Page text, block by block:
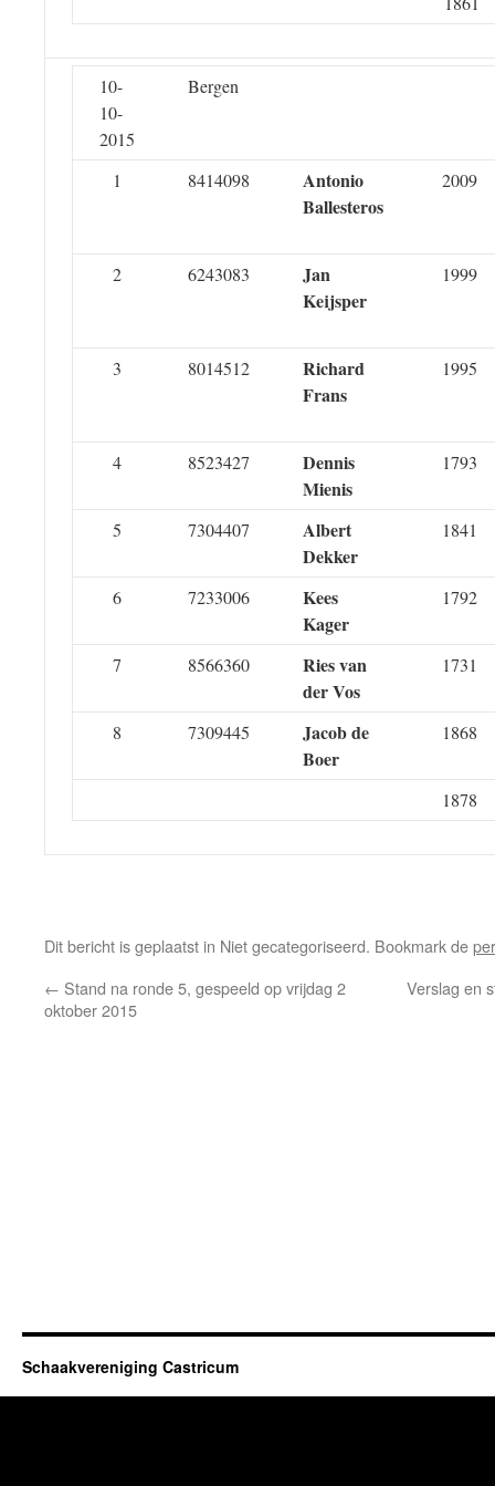
10-
10-
2015
Bergen
1 8414098
Antonio
Ballesteros
2009
2 6243083
Jan
Keijsper
1999
3 8014512
Richard
Frans
1995
4 8523427
Dennis
Mienis
1793
5 7304407
Albert
Dekker
1841
6 7233006
Kees
Kager
1792
7 8566360
Ries van
der Vos
1731
8 7309445
Jacob de
Boer
1868
1878
Dit bericht is geplaatst in Niet gecategoriseerd. Bookmark de
← Stand na ronde 5, gespeeld op vrijdag 2
oktober 2015
Verslag en
Schaakvereniging Castricum